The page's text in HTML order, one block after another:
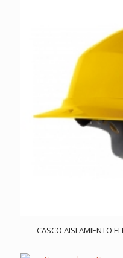
CASCO AISLAMIENTO